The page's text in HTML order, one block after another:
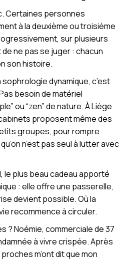
Certaines personnes
à la deuxième ou troisième
sur plusieurs
ne pas se juger : chacun
son histoire.
dynamique, c’est
besoin de matériel
ou “zen” de nature. À Liège
proposent même des
groupes, pour rompre
n’est pas seul à lutter avec
le plus beau cadeau apporté
: elle offre une passerelle,
devient possible. Où la
recommence à circuler.
? Noémie, commerciale de 37
à vivre crispée. Après
m’ont dit que mon